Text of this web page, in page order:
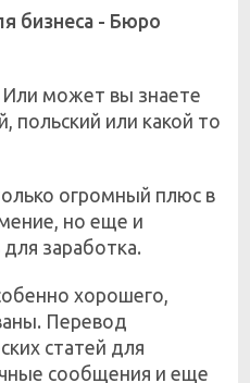
бизнеса - Бюро
Или может вы знаете
польский или какой то
огромный плюс в
но еще и
заработка.
хорошего,
Перевод
статей для
сообщения и еще